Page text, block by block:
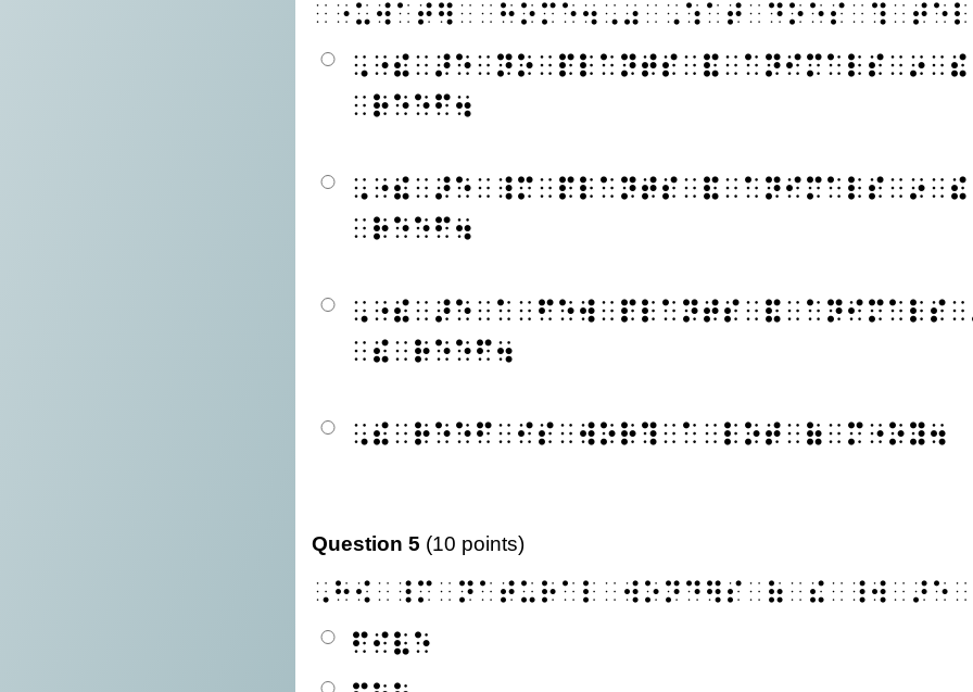
⠠⠐⠮⠀⠜⠑⠀⠝⠕⠀⠏⠇⠁⠝⠞⠎⠀⠯⠀⠁⠝⠊⠍⠁⠇⠎⠀⠔⠀⠮
⠀⠗⠑⠑⠋⠲
⠠⠐⠮⠀⠜⠑⠀⠸⠍⠀⠏⠇⠁⠝⠞⠎⠀⠯⠀⠁⠝⠊⠍⠁⠇⠎⠀⠔⠀⠮
⠀⠗⠑⠑⠋⠲
⠀⠮⠀⠗⠑⠑⠋⠲
⠠⠮⠀⠗⠑⠑⠋⠀⠊⠎⠀⠺⠕⠗⠹⠀⠁⠀⠇⠕⠞⠀⠷⠀⠍⠐⠕⠽⠲
Question 5 (10 points)
⠋⠊⠧⠑